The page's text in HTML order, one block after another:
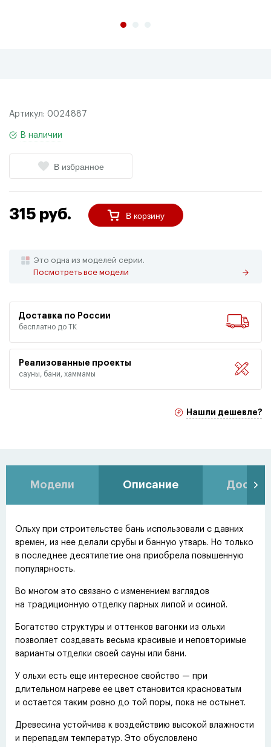
Артикул: 0024887
В наличии
В избранное
315 руб. В корзину
Это одна из моделей серии.
Посмотреть все модели
Доставка по России
бесплатно до ТК
Реализованные проекты
сауны, бани, хаммамы
Нашли дешевле?
Модели Описание
Ольху при строительстве бань использовали с давних
времен, из нее делали срубы и банную утварь. Но только
в последнее десятилетие она приобрела повышенную
популярность.
Во многом это связано с изменением взглядов
на традиционную отделку парных липой и осиной.
Богатство структуры и оттенков вагонки из ольхи
позволяет создавать весьма красивые и неповторимые
варианты отделки своей сауны или бани.
У ольхи есть еще интересное свойство — при
длительном нагреве ее цвет становится красноватым
и остается таким ровно до той поры, пока не остынет.
Древесина устойчива к воздействию высокой влажности
и перепадам температур. Это обусловлено